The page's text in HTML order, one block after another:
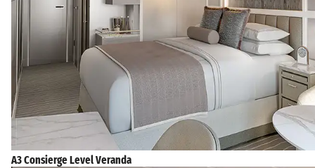
A3 Consierge Level Veranda